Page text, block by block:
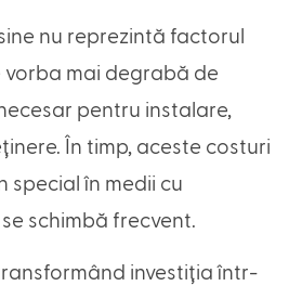
nu reprezintă factorul
vorba mai degrabă de
pentru instalare,
În timp, aceste costuri
special în medii cu
schimbă frecvent.
transformând investiția într-